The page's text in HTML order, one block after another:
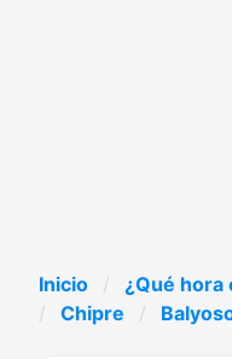
Inicio ¿Qué hora
Chipre